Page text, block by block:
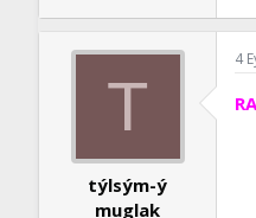
T
týlsým-ý
muglak
4